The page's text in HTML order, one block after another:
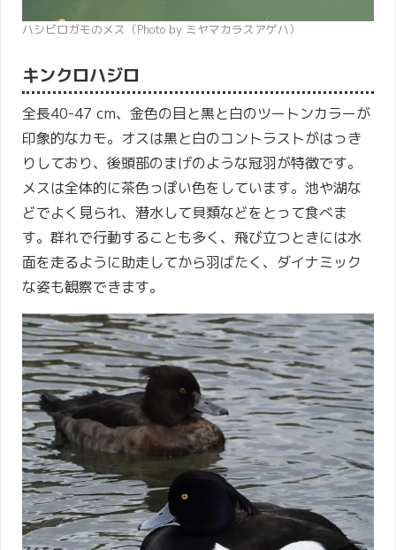
ハシビロガモのメス（Photo by ミヤマカラスアゲハ）
キンクロハジロ
全長40-47 cm、金色の目と黒と白のツートンカラーが
印象的なカモ。オスは黒と白のコントラストがはっき
りしており、後頭部のまげのような冠羽が特徴です。
メスは全体的に茶色っぽい色をしています。池や湖な
どでよく見られ、潜水して貝類などをとって食べま
す。群れで行動することも多く、飛び立つときには水
面を走るように助走してから羽ばたく、ダイナミック
な姿も観察できます。